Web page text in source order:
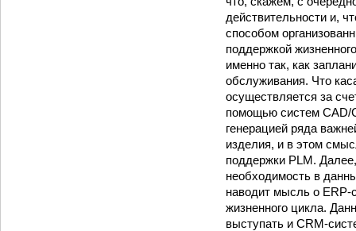
действительности и,
способом
поддержкой
именно так, как
обслуживания. Что
осуществляется за
помощью систем CAD/
генерацией ряда
изделия, и в этом
поддержки PLM.
необходимость в
наводит мысль о ERP-
жизненного цикла.
выступать и CRM-